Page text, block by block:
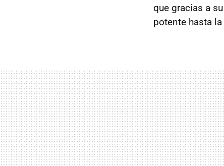
que gracias a
potente hasta